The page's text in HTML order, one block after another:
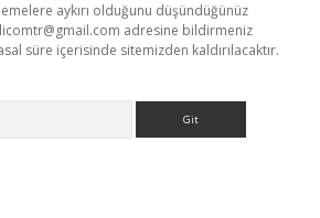
aykırı olduğunu düşündüğünüz
adresine bildirmeniz
süre içerisinde sitemizden kaldırılacaktır.